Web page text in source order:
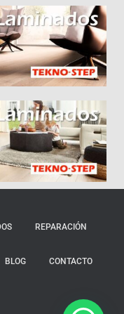
REPARACIÓN
BLOG CONTACTO